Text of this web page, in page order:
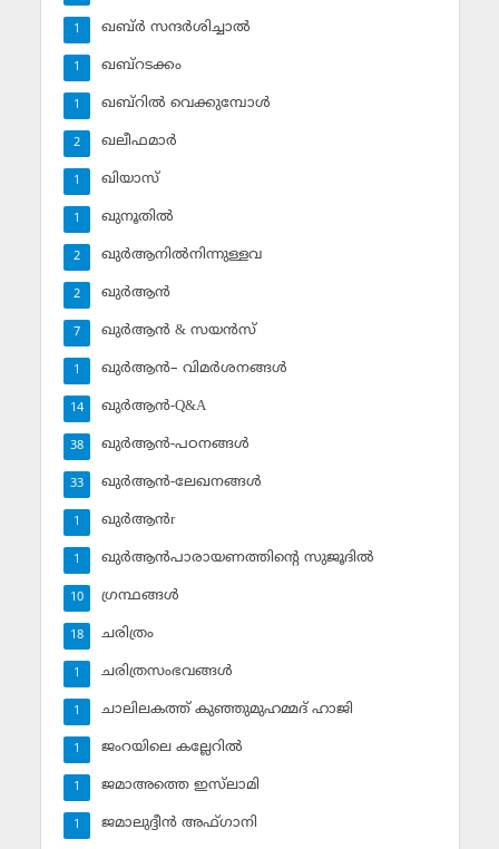
ഖബ്ര്‍ സന്ദര്‍ശിച്ചാല്‍
1
ഖബ്‌റടക്കം
1
ഖബ്‌റില്‍ വെക്കുമ്പോള്‍
1
ഖലീഫമാര്‍
2
ഖിയാസ്
1
ഖുനൂതില്‍
1
ഖുര്‍ആനില്‍നിന്നുള്ളവ
2
ഖുര്‍ആന്‍
2
ഖുര്‍ആന്‍ & സയന്‍സ്‌
7
ഖുര്‍ആന്‍– വിമര്‍ശനങ്ങള്‍
1
ഖുര്‍ആന്‍-Q&A
14
ഖുര്‍ആന്‍-പഠനങ്ങള്‍
38
ഖുര്‍ആന്‍-ലേഖനങ്ങള്‍
33
ഖുര്‍ആന്‍r
1
ഖുര്‍ആന്‍പാരായണത്തിന്റെ സുജൂദില്‍
1
ഗ്രന്ഥങ്ങള്‍
10
ചരിത്രം
18
ചരിത്രസംഭവങ്ങള്‍
1
ചാലിലകത്ത് കുഞ്ഞുമുഹമ്മദ് ഹാജി
1
ജംറയിലെ കല്ലേറില്‍
1
ജമാഅത്തെ ഇസ്‌ലാമി
1
ജമാലുദ്ദീന്‍ അഫ്ഗാനി
1